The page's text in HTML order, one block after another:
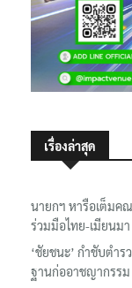
เรื่องล่าสุด
นายกฯ หารือเต็มค
ร่วมมือไทย-เมียนม
‘ชัยชนะ’ กำชับตำ
ฐานก่ออาชญากรรม